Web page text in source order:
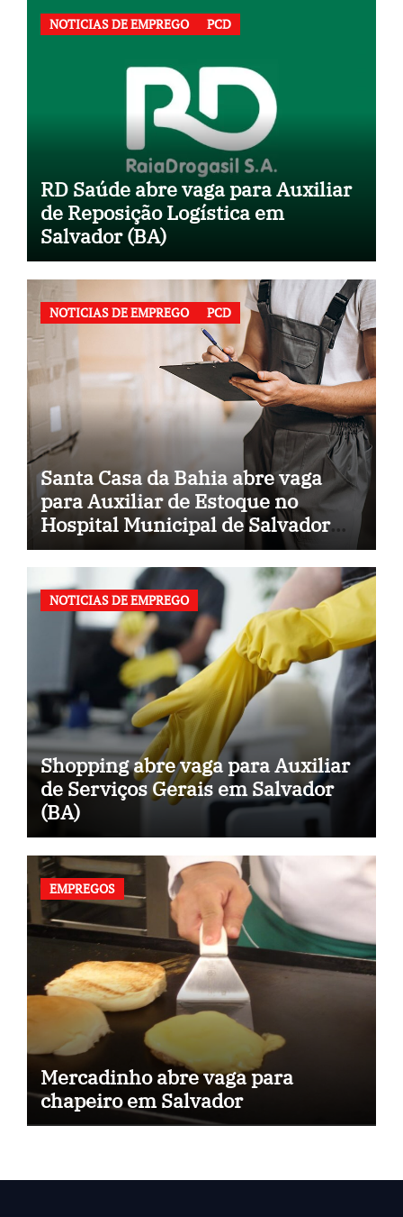
NOTICIAS DE EMPREGO PCD
RD Saúde abre vaga para Auxiliar
de Reposição Logística em
Salvador (BA)
NOTICIAS DE EMPREGO PCD
Santa Casa da Bahia abre vaga
para Auxiliar de Estoque no
Hospital Municipal de Salvador
(BA)
NOTICIAS DE EMPREGO
Shopping abre vaga para Auxiliar
de Serviços Gerais em Salvador
(BA)
EMPREGOS
Mercadinho abre vaga para
chapeiro em Salvador